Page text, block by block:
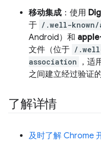
移动集成 ：使用
于 /.well-
Android）和
文件（位于 /
association
，适
之间建立经过验证的
了解详情
及时了解 Chrome